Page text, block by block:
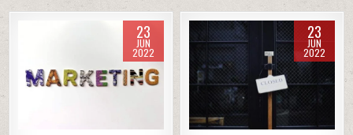
23
JUN
2022
Posted
in
23
JUN
2022
Posted
in